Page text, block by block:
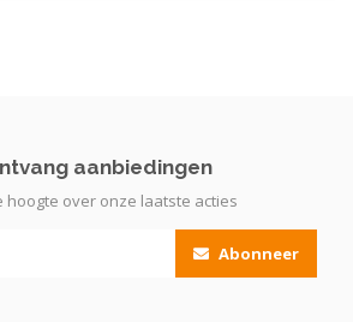
aanbiedingen
hoogte over onze laatste acties
Abonneer